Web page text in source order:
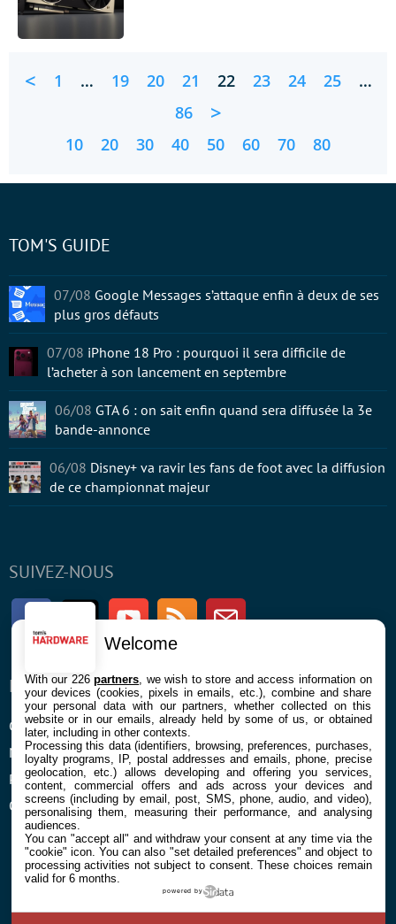
< 1 … 19 20 21 22 23 24 25
…
86
>
10 20 30 40 50 60 70 80
SUIVEZ-NOUS
FacebookTwitter Youtube RSS Newsletter
ENTREPRISE
Confidentialité et Cookies
Mentions légales et CGU
Préférences Cookies
Qui sommes nous
À PROPOS
Contact
TOM'S GUIDE
07/08 Google Messages s’attaque enfin à deux de ses
plus gros défauts
07/08 iPhone 18 Pro : pourquoi il sera difficile de
l’acheter à son lancement en septembre
06/08 GTA 6 : on sait enfin quand sera diffusée la 3e
bande-annonce
06/08 Disney+ va ravir les fans de foot avec la diffusion
de ce championnat majeur
Welcome
With our 226partners , we wish to store and access information on
your devices (cookies, pixels in emails, etc.), combine and share
your personal data with our partners, whether collected on this
website or in our emails, already held by some of us, or obtained
later, including in other contexts.
Processing this data (identifiers, browsing, preferences, purchases,
loyalty programs, IP, postal addresses and emails, phone, precise
geolocation, etc.) allows developing and offering you services,
content, commercial offers and ads across your devices and
screens (including by email, post, SMS, phone, audio, and video),
personalising them, measuring their performance, and analysing
audiences.
You can "accept all" and withdraw your consent at any time via the
"cookie" icon. You can also "set detailed preferences" and object to
processing activities not subject to consent. These choices remain
valid for 6 months.
powered by